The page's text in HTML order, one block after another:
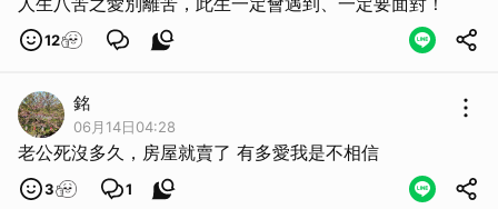
12
銘
06月14日04:28
老公死沒多久，房屋就賣了 有多愛我是不相信
3 1